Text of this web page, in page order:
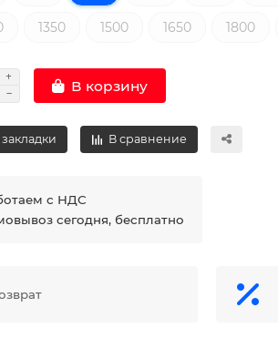
1350 1500 1650 1800
В корзину
В сравнение
с НДС
сегодня, бесплатно